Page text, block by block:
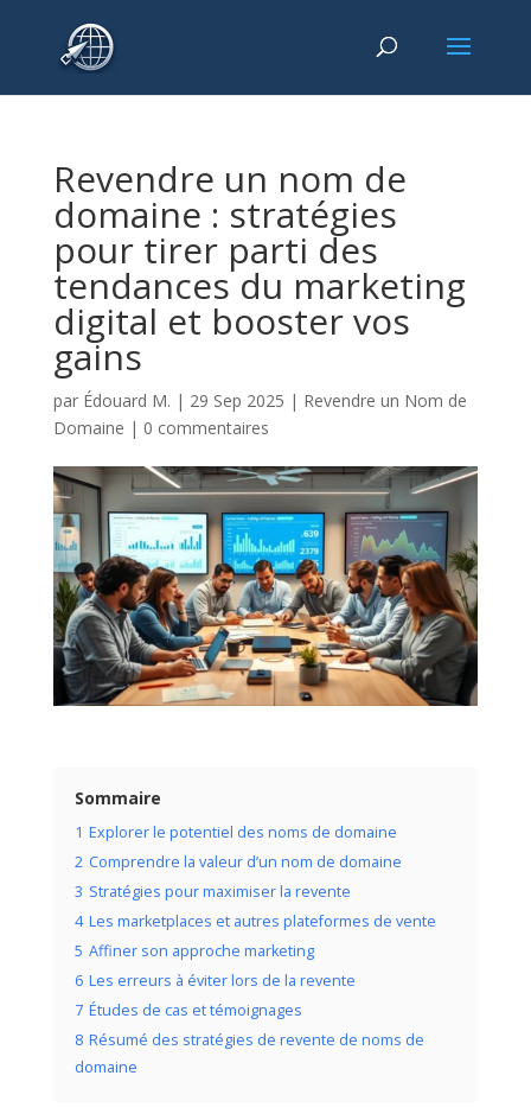
Revendre un nom de
domaine : stratégies
pour tirer parti des
tendances du marketing
digital et booster vos
gains
par Édouard M. | 29 Sep 2025 | Revendre un Nom de
Domaine | 0 commentaires
Sommaire
1 Explorer le potentiel des noms de domaine
2 Comprendre la valeur d’un nom de domaine
3 Stratégies pour maximiser la revente
4 Les marketplaces et autres plateformes de vente
5 Affiner son approche marketing
6 Les erreurs à éviter lors de la revente
7 Études de cas et témoignages
8 Résumé des stratégies de revente de noms de
domaine